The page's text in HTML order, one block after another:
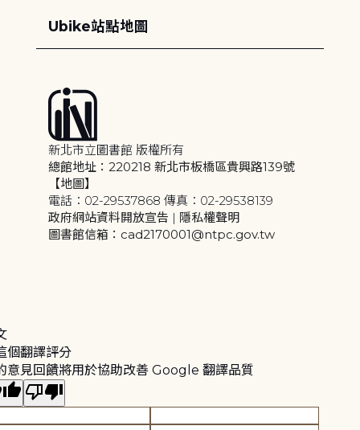
Ubike站點地圖
新北市立圖書館 版權所有
總館地址：220218 新北市板橋區貴興路139號
【地圖】
電話：02-29537868 傳真：02-29538139
政府網站資料開放宣告 | 隱私權聲明
圖書館信箱：cad2170001@ntpc.gov.tw
個翻譯評分
意見回饋將用於協助改善 Google 翻譯品質